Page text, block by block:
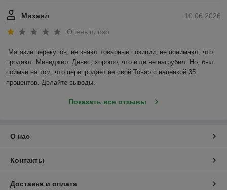
10.06.2026
Михаил
Очень плохо
Магазин перекупов, не знают товарные позиции, не понимают, что
продают. Менеджер  Денис, хорошо, что ещё не нагрубил. Но, был
пойман на том, что перепродаёт не свой Товар с наценкой 35
процентов. Делайте выводы.
Показать все отзывы
О нас
Контакты
Доставка и оплата